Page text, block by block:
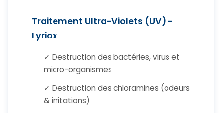
Traitement Ultra-Violets (UV) -
Lyriox
✓ Destruction des bactéries, virus et
micro-organismes
✓ Destruction des chloramines (odeurs
& irritations)